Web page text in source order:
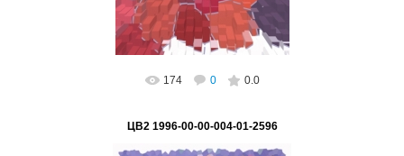
174 0 0.0
ЦВ2 1996-00-00-004-01-2596